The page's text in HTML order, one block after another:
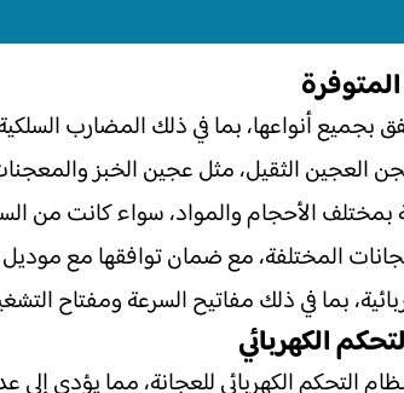
أنواعها، بما في ذلك المضارب
العجين الثقيل، مثل عجين الخبز
بمختلف الأحجام والمواد، سواء كانت من
المختلفة، مع ضمان توافقها مع
بما في ذلك مفاتيح السرعة ومفتاح
الكهربائي
التحكم الكهربائي للعجانة، مما يؤدي إلى